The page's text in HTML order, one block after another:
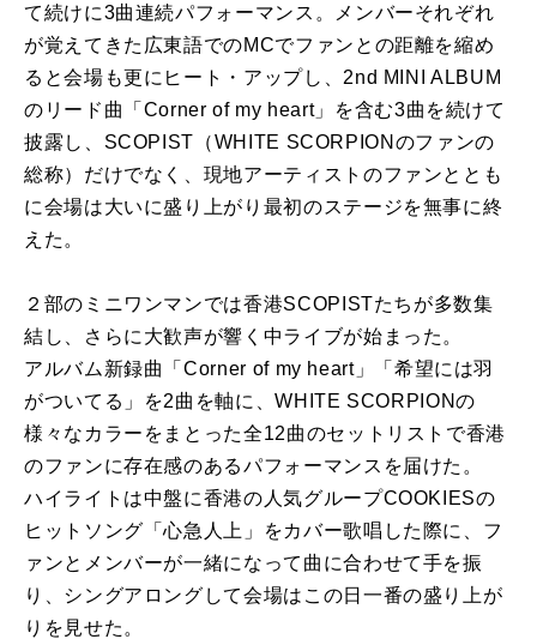
て続けに3曲連続パフォーマンス。メンバーそれぞれ
が覚えてきた広東語でのMCでファンとの距離を縮め
ると会場も更にヒート・アップし、2nd MINI ALBUM
のリード曲「Corner of my heart」を含む3曲を続けて
披露し、SCOPIST（WHITE SCORPIONのファンの
総称）だけでなく、現地アーティストのファンととも
に会場は大いに盛り上がり最初のステージを無事に終
えた。
２部のミニワンマンでは香港SCOPISTたちが多数集
結し、さらに大歓声が響く中ライブが始まった。
アルバム新録曲「Corner of my heart」「希望には羽
がついてる」を2曲を軸に、WHITE SCORPIONの
様々なカラーをまとった全12曲のセットリストで香港
のファンに存在感のあるパフォーマンスを届けた。
ハイライトは中盤に香港の人気グループCOOKIESの
ヒットソング「心急人上」をカバー歌唱した際に、フ
ァンとメンバーが一緒になって曲に合わせて手を振
り、シングアロングして会場はこの日一番の盛り上が
りを見せた。